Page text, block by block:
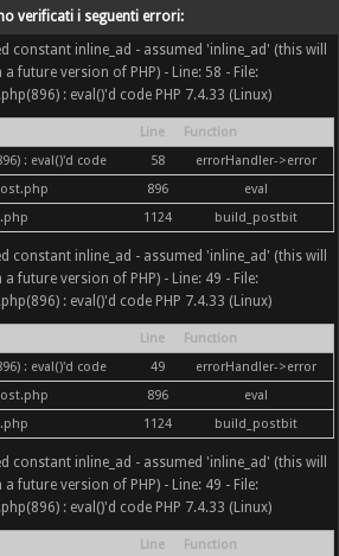
verificati i seguenti errori:
constant inline_ad - assumed 'inline_ad' (this will
future version of PHP) - Line: 58 - File:
: eval()'d code PHP 7.4.33 (Linux)
Line
Function
: eval()'d code
58
errorHandler->error
896
eval
1124 build_postbit
constant inline_ad - assumed 'inline_ad' (this will
future version of PHP) - Line: 49 - File:
: eval()'d code PHP 7.4.33 (Linux)
Line
Function
: eval()'d code
49
errorHandler->error
896
eval
1124 build_postbit
constant inline_ad - assumed 'inline_ad' (this will
future version of PHP) - Line: 49 - File:
: eval()'d code PHP 7.4.33 (Linux)
Line
Function